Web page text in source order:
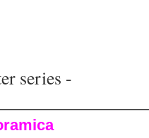
series -